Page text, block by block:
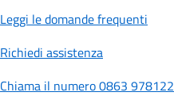
Leggi le domande frequenti
Richiedi assistenza
Chiama il numero 0863 978122